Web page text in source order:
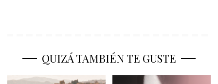
QUIZÁ TAMBIÉN TE GUSTE